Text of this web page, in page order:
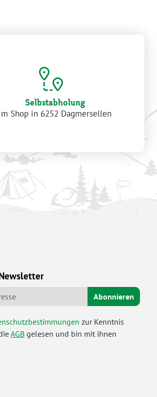
Selbstabholung
Shop in 6252 Dagmersellen
Abonnieren
zur Kenntnis
AGB gelesen und bin mit ihnen